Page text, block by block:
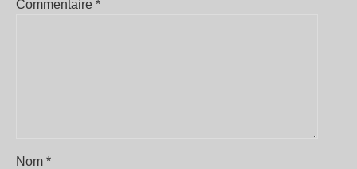
Commentaire *
Nom *